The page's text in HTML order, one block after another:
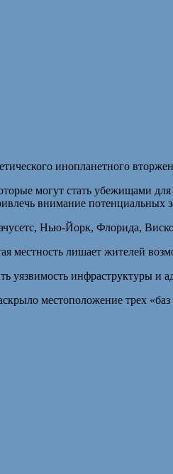
инопланетного
могут стать убежищами
внимание потенциальных
Нью-Йорк, Флорида,
лишает жителей
уязвимость инфраструктуры и
местоположение трех